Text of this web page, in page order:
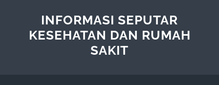
INFORMASI SEPUTAR
KESEHATAN DAN RUMAH
SAKIT